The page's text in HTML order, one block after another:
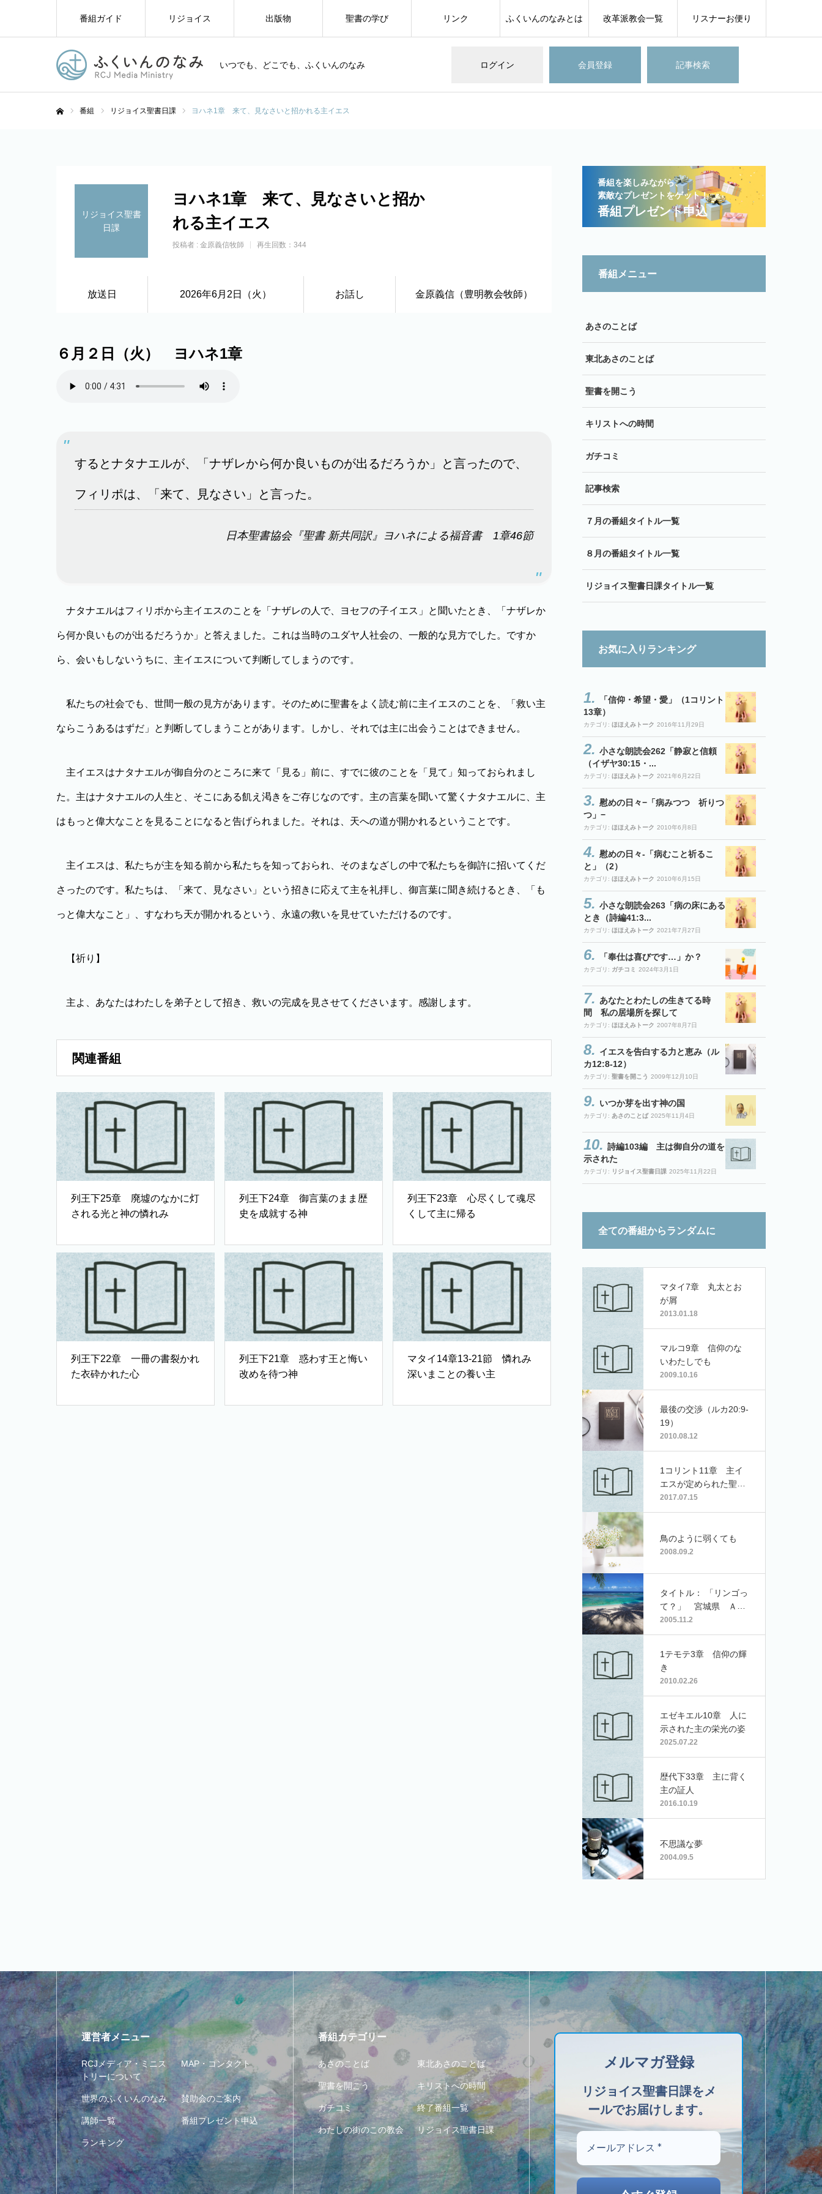
いつでも、どこでも、ふくいんのなみ ログイン 会員登録 記事検索
番組ガイド リジョイス 出版物 聖書の学び リンク ふくいんのなみとは 改革派教会一覧 リスナーお便り
番組 リジョイス聖書日課 ヨハネ1章 来て、見なさいと招かれる主イエス
リジョイス聖書
日課
ヨハネ1章 来て、見なさいと招か
れる主イエス
投稿者 : 金原義信牧師 再生回数：344
放送日 2026年6月2日（火） お話し 金原義信（豊明教会牧師）
６月２日（火） ヨハネ1章
するとナタナエルが、「ナザレから何か良いものが出るだろうか」と言ったので、
フィリポは、「来て、見なさい」と言った。
日本聖書協会『聖書 新共同訳』ヨハネによる福音書 1章46節
ナタナエルはフィリポから主イエスのことを「ナザレの人で、ヨセフの子イエス」と聞いたとき、「ナザレか
ら何か良いものが出るだろうか」と答えました。これは当時のユダヤ人社会の、一般的な見方でした。ですか
ら、会いもしないうちに、主イエスについて判断してしまうのです。
私たちの社会でも、世間一般の見方があります。そのために聖書をよく読む前に主イエスのことを、「救い主
ならこうあるはずだ」と判断してしまうことがあります。しかし、それでは主に出会うことはできません。
主イエスはナタナエルが御自分のところに来て「見る」前に、すでに彼のことを「見て」知っておられまし
た。主はナタナエルの人生と、そこにある飢え渇きをご存じなのです。主の言葉を聞いて驚くナタナエルに、主
はもっと偉大なことを見ることになると告げられました。それは、天への道が開かれるということです。
主イエスは、私たちが主を知る前から私たちを知っておられ、そのまなざしの中で私たちを御許に招いてくだ
さったのです。私たちは、「来て、見なさい」という招きに応えて主を礼拝し、御言葉に聞き続けるとき、「も
っと偉大なこと」、すなわち天が開かれるという、永遠の救いを見せていただけるのです。
【祈り】
主よ、あなたはわたしを弟子として招き、救いの完成を見させてくださいます。感謝します。
関連番組
列王下25章 廃墟のなかに灯
される光と神の憐れみ
列王下24章 御言葉のまま歴
史を成就する神
列王下23章 心尽くして魂尽
くして主に帰る
列王下22章 一冊の書裂かれ
た衣砕かれた心
列王下21章 惑わす王と悔い
改めを待つ神
マタイ14章13-21節 憐れみ
深いまことの養い主
番組を楽しみながら、
素敵なプレゼントをゲット！
番組プレゼント申込
番組メニュー
あさのことば
東北あさのことば
聖書を開こう
キリストへの時間
ガチコミ
記事検索
７月の番組タイトル一覧
８月の番組タイトル一覧
リジョイス聖書日課タイトル一覧
お気に入りランキング
「信仰・希望・愛」（1コリント
13章）
カテゴリ: ほほえみトーク 2016年11月29日
小さな朗読会262「静寂と信頼
（イザヤ30:15・...
カテゴリ: ほほえみトーク 2021年6月22日
慰めの日々−「病みつつ 祈りつ
つ」−
カテゴリ: ほほえみトーク 2010年6月8日
慰めの日々-「病むこと祈るこ
と」（2）
カテゴリ: ほほえみトーク 2010年6月15日
小さな朗読会263「病の床にある
とき（詩編41:3...
カテゴリ: ほほえみトーク 2021年7月27日
「奉仕は喜びです…」か？
カテゴリ: ガチコミ 2024年3月1日
あなたとわたしの生きてる時
間 私の居場所を探して
カテゴリ: ほほえみトーク 2007年8月7日
イエスを告白する力と恵み（ル
カ12:8-12）
カテゴリ: 聖書を開こう 2009年12月10日
いつか芽を出す神の国
カテゴリ: あさのことば 2025年11月4日
詩編103編 主は御自分の道を
示された
カテゴリ: リジョイス聖書日課 2025年11月22日
全ての番組からランダムに
マタイ7章 丸太とお
が屑
2013.01.18
マルコ9章 信仰のな
いわたしでも
2009.10.16
最後の交渉（ルカ20:9-
19）
2010.08.12
1コリント11章 主イ
エスが定められた聖餐
式
2017.07.15
鳥のように弱くても
2008.09.2
タイトル： 「リンゴっ
て？」 宮城県 Ａ･
Ｓさん
2005.11.2
1テモテ3章 信仰の輝
き
2010.02.26
エゼキエル10章 人に
示された主の栄光の姿
2025.07.22
歴代下33章 主に背く
主の証人
2016.10.19
不思議な夢
2004.09.5
運営者メニュー
RCJメディア・ミニス
トリーについて
MAP・コンタクト
世界のふくいんのなみ 賛助会のご案内
講師一覧 番組プレゼント申込
ランキング
番組カテゴリー
あさのことば 東北あさのことば
聖書を開こう キリストへの時間
ガチコミ 終了番組一覧
わたしの街のこの教会 リジョイス聖書日課
メルマガ登録
リジョイス聖書日課をメ
ールでお届けします。